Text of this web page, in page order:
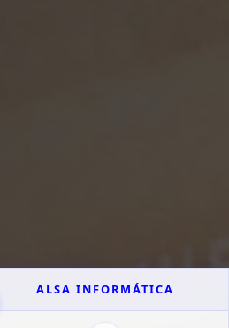
ALSA INFORMÁTICA